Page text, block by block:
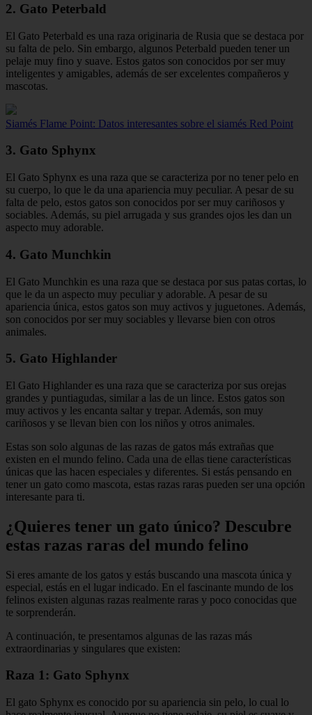
2. Gato Peterbald
El Gato Peterbald es una raza originaria de Rusia que se destaca por
su falta de pelo. Sin embargo, algunos Peterbald pueden tener un
pelaje muy fino y suave. Estos gatos son conocidos por ser muy
inteligentes y amigables, además de ser excelentes compañeros y
mascotas.
Siamés Flame Point: Datos interesantes sobre el siamés Red Point
3. Gato Sphynx
El Gato Sphynx es una raza que se caracteriza por no tener pelo en
su cuerpo, lo que le da una apariencia muy peculiar. A pesar de su
falta de pelo, estos gatos son conocidos por ser muy cariñosos y
sociables. Además, su piel arrugada y sus grandes ojos les dan un
aspecto muy adorable.
4. Gato Munchkin
El Gato Munchkin es una raza que se destaca por sus patas cortas, lo
que le da un aspecto muy peculiar y adorable. A pesar de su
apariencia única, estos gatos son muy activos y juguetones. Además,
son conocidos por ser muy sociables y llevarse bien con otros
animales.
5. Gato Highlander
El Gato Highlander es una raza que se caracteriza por sus orejas
grandes y puntiagudas, similar a las de un lince. Estos gatos son
muy activos y les encanta saltar y trepar. Además, son muy
cariñosos y se llevan bien con los niños y otros animales.
Estas son solo algunas de las razas de gatos más extrañas que
existen en el mundo felino. Cada una de ellas tiene características
únicas que las hacen especiales y diferentes. Si estás pensando en
tener un gato como mascota, estas razas raras pueden ser una opción
interesante para ti.
¿Quieres tener un gato único? Descubre
estas razas raras del mundo felino
Si eres amante de los gatos y estás buscando una mascota única y
especial, estás en el lugar indicado. En el fascinante mundo de los
felinos existen algunas razas realmente raras y poco conocidas que
te sorprenderán.
A continuación, te presentamos algunas de las razas más
extraordinarias y singulares que existen:
Raza 1: Gato Sphynx
El gato Sphynx es conocido por su apariencia sin pelo, lo cual lo